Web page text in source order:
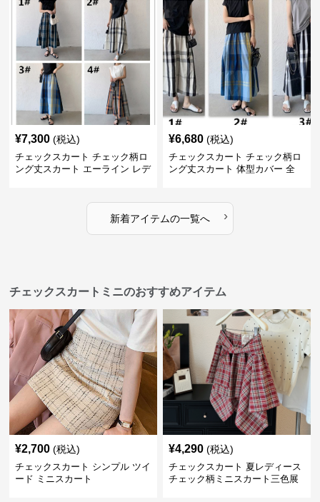
¥7,300 (税込)
チェックスカート チェック柄ロ
ング丈スカート エーライン レデ
¥6,680 (税込)
チェックスカート チェック柄ロ
ング丈スカート 体型カバー 全
新着アイテムの一覧へ ›
チェックスカートミニのおすすめアイテム
¥2,700 (税込)
チェックスカート シンプル ツイ
ード ミニスカート
¥4,290 (税込)
チェックスカート 夏レディース
チェック柄ミニスカート三色展